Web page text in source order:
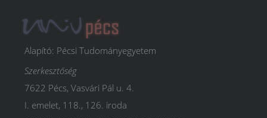
Alapító: Pécsi Tudományegyetem
Szerkesztőség
7622 Pécs, Vasvári Pál u. 4.
I. emelet, 118., 126. iroda